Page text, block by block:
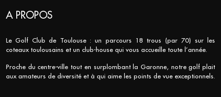
A PROPOS
Le Golf Club de Toulouse : un parcours 18 trous (par 70) sur les
coteaux toulousains et un club-house qui vous accueille toute l’année.
Proche du centre-ville tout en surplombant la Garonne, notre golf plait
aux amateurs de diversité et à qui aime les points de vue exceptionnels.